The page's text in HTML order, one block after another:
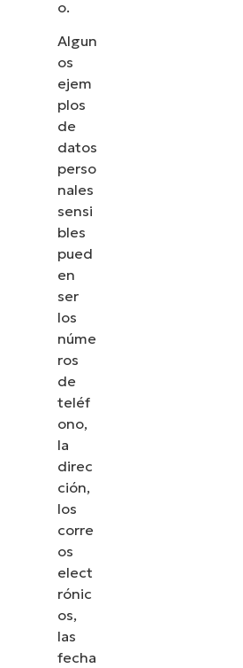
o.
Algun
os
ejem
plos
de
datos
perso
nales
sensi
bles
pued
en
ser
los
núme
ros
de
teléf
ono,
la
direc
ción,
los
corre
os
elect
rónic
os,
las
fecha